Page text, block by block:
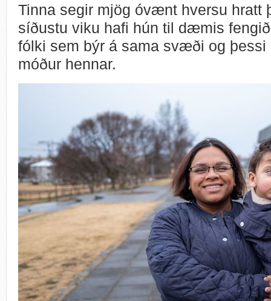
Tinna segir mjög óvænt hversu hratt
síðustu viku hafi hún til dæmis
fólki sem býr á sama svæði og
móður hennar.